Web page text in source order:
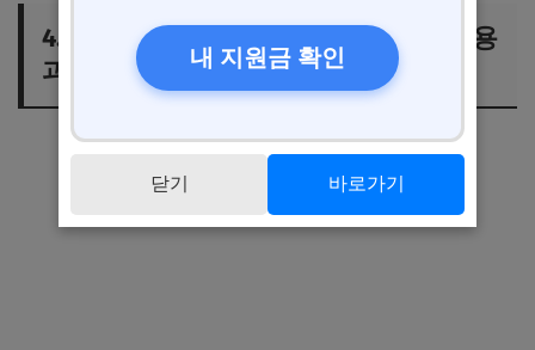
4. 법인리스와 직접 구매 비교: 장기 비용
과 관리 측면 분석내 지원금 확인
닫기 바로가기